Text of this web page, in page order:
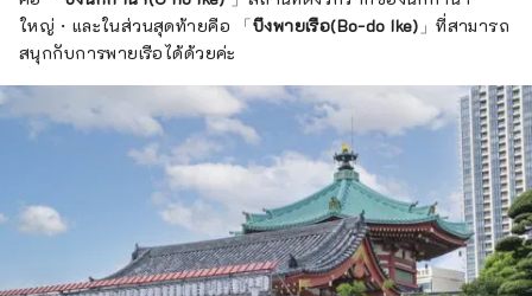
ใหญ่・และในส่วนสุดท้ายคือ 「บึงพายเรือ(Bo-do Ike) 」ที่สามารถ
สนุกกับการพายเรือได้ด้วยค่ะ